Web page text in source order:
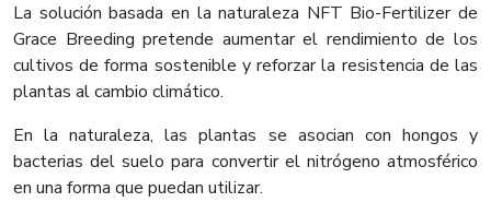
La solución basada en la naturaleza NFT Bio-Fertilizer de
Grace Breeding pretende aumentar el rendimiento de los
cultivos de forma sostenible y reforzar la resistencia de las
plantas al cambio climático.
En la naturaleza, las plantas se asocian con hongos y
bacterias del suelo para convertir el nitrógeno atmosférico
en una forma que puedan utilizar.